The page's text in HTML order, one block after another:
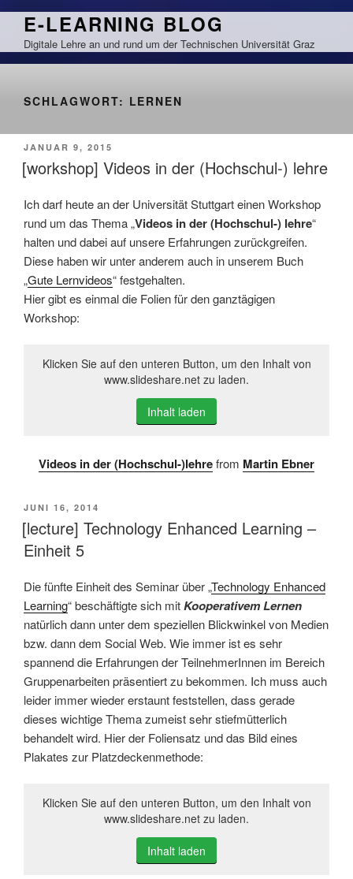
Zum
springen
E-LEARNING BLOG
Digitale Lehre an und rund um der Technischen Universität Graz
SCHLAGWORT: LERNEN
VERÖFFENTLICHT
AM
JANUAR 9, 2015
[workshop] Videos in der (Hochschul-) lehre
Ich darf heute an der Universität Stuttgart einen Workshop
rund um das Thema „Videos in der (Hochschul-) lehre“
halten und dabei auf unsere Erfahrungen zurückgreifen.
Diese haben wir unter anderem auch in unserem Buch
„Gute Lernvideos“ festgehalten.
Hier gibt es einmal die Folien für den ganztägigen
Workshop:
Klicken Sie auf den unteren Button, um den Inhalt von
www.slideshare.net zu laden.
Inhalt laden
Videos in der (Hochschul-)lehrefrom Martin Ebner
VERÖFFENTLICHT
AM
JUNI 16, 2014
[lecture] Technology Enhanced Learning –
Einheit 5
Die fünfte Einheit des Seminar über „Technology Enhanced
Learning“ beschäftigte sich mitKooperativem Lernen
natürlich dann unter dem speziellen Blickwinkel von Medien
bzw. dann dem Social Web. Wie immer ist es sehr
spannend die Erfahrungen der TeilnehmerInnen im Bereich
Gruppenarbeiten präsentiert zu bekommen. Ich muss auch
leider immer wieder erstaunt feststellen, dass gerade
dieses wichtige Thema zumeist sehr stiefmütterlich
behandelt wird. Hier der Foliensatz und das Bild eines
Plakates zur Platzdeckenmethode:
Klicken Sie auf den unteren Button, um den Inhalt von
www.slideshare.net zu laden.
Inhalt laden